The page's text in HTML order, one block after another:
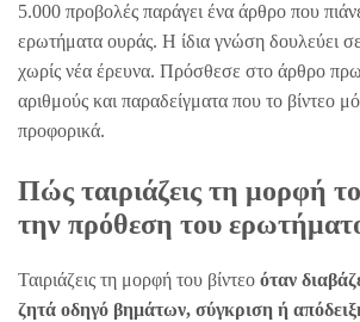
5.000 προβολές παράγει ένα άρθρο που
ερωτήματα ουράς. Η ίδια γνώση δουλεύει
χωρίς νέα έρευνα. Πρόσθεσε στο άρθρο
αριθμούς και παραδείγματα που το βίντεο
προφορικά.
Πώς ταιριάζεις τη μορφή
την πρόθεση του
Ταιριάζεις τη μορφή του βίντεο όταν
ζητά οδηγό βημάτων, σύγκριση ή